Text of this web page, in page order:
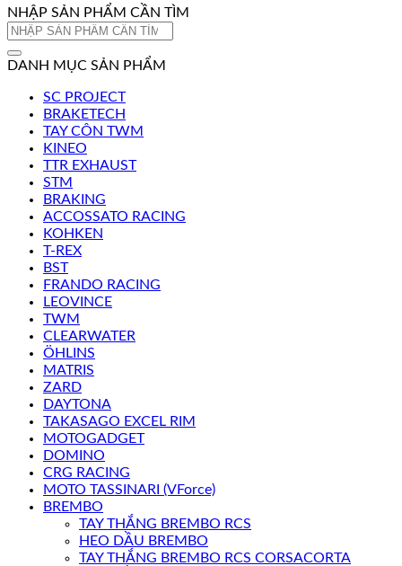
NHẬP SẢN PHẨM CẦN TÌM
Tìm
DANH MỤC SẢN PHẨM
SC PROJECT
BRAKETECH
TAY CÔN TWM
KINEO
TTR EXHAUST
STM
BRAKING
ACCOSSATO RACING
KOHKEN
T-REX
BST
FRANDO RACING
LEOVINCE
TWM
CLEARWATER
ÖHLINS
MATRIS
ZARD
DAYTONA
TAKASAGO EXCEL RIM
MOTOGADGET
DOMINO
CRG RACING
MOTO TASSINARI (VForce)
BREMBO
TAY THẮNG BREMBO RCS
HEO DẦU BREMBO
TAY THẮNG BREMBO RCS CORSACORTA